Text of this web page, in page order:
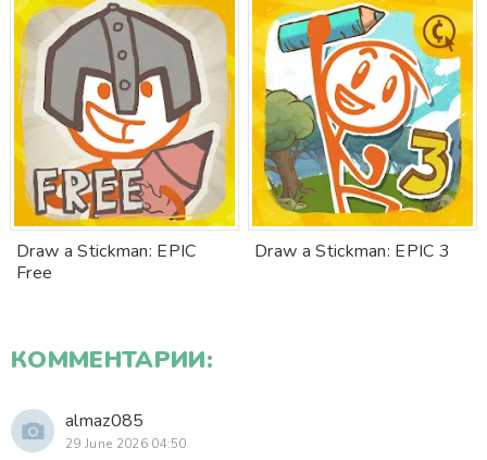
Draw a Stickman: EPIC
Free
Draw a Stickman: EPIC 3
КОММЕНТАРИИ:
almaz085
29 June 2026 04:50